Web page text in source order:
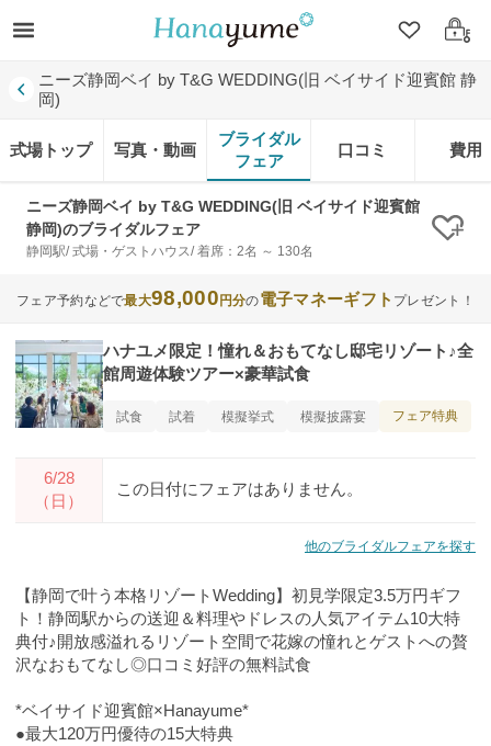
クリップ
ログ
ニーズ静岡ベイ by T&G WEDDING(旧 ベイサイド迎賓館 静
岡)
式場トップ 写真・動画
ブライダル
フェア
口コミ 費用
ニーズ静岡ベイ by T&G WEDDING(旧 ベイサイド迎賓館
静岡)のブライダルフェア
静岡駅/ 式場・ゲストハウス/ 着席：2名 ～ 130名 ク
フェア予約などで最大98,000円分の電子マネーギフト プレゼント！
ハナユメ限定！憧れ＆おもてなし邸宅リゾート♪全
館周遊体験ツアー×豪華試食
試食 試着 模擬挙式 模擬披露宴 フェア特典
6/28
（日）
この日付にフェアはありません。
他のブライダルフェアを探す
【静岡で叶う本格リゾートWedding】初見学限定3.5万円ギフ
ト！静岡駅からの送迎＆料理やドレスの人気アイテム10大特
典付♪開放感溢れるリゾート空間で花嫁の憧れとゲストへの贅
沢なおもてなし◎口コミ好評の無料試食
*ベイサイド迎賓館×Hanayume*
●最大120万円優待の15大特典